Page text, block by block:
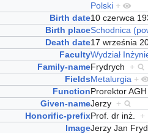
Polski +
Birth date10 czerwca
Birth placeSchodnica
Death date17 września
FacultyWydział
Family-nameFrydrych +
FieldsMetalurgia +
FunctionProrektor
Given-nameJerzy +
Honorific-prefixProf. dr inż. +
ImageJerzy Jan